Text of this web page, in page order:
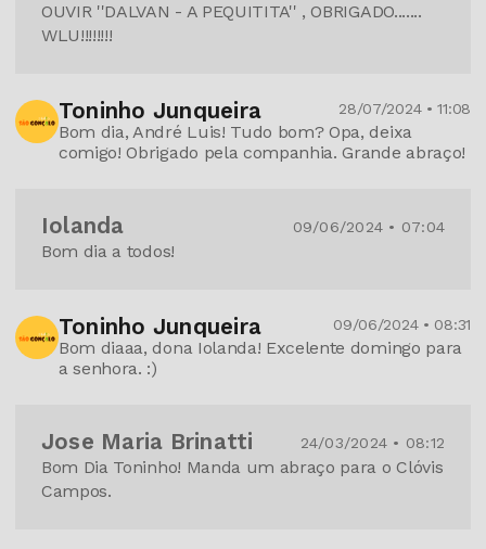
OUVIR ''DALVAN - A PEQUITITA'' , OBRIGADO.......
WLU!!!!!!!!
Toninho Junqueira 28/07/2024 • 11:08
Bom dia, André Luis! Tudo bom? Opa, deixa
comigo! Obrigado pela companhia. Grande abraço!
Iolanda 09/06/2024 • 07:04
Bom dia a todos!
Toninho Junqueira 09/06/2024 • 08:31
Bom diaaa, dona Iolanda! Excelente domingo para
a senhora. :)
Jose Maria Brinatti 24/03/2024 • 08:12
Bom Dia Toninho! Manda um abraço para o Clóvis
Campos.